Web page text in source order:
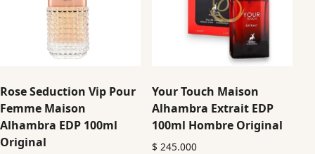
Rose Seduction Vip Pour
Femme Maison
Alhambra EDP 100ml
Original
Your Touch Maison
Alhambra Extrait EDP
100ml Hombre Original
$ 245.000